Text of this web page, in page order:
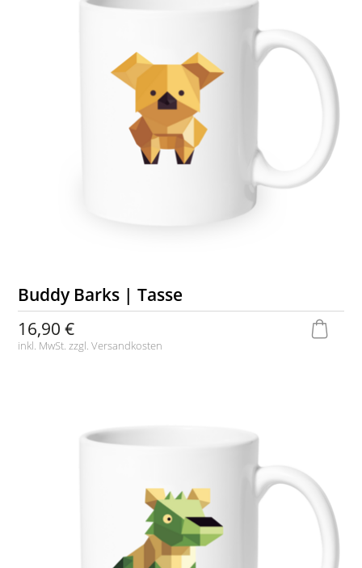
Buddy Barks | Tasse
16,90 €
inkl. MwSt. zzgl.Versandkosten